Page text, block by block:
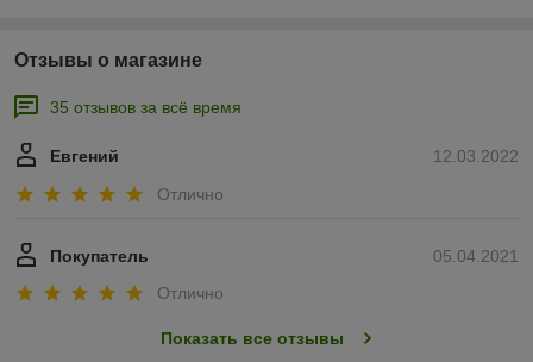
Отзывы о магазине
35 отзывов за всё время
12.03.2022
Евгений
Отлично
05.04.2021
Покупатель
Отлично
Показать все отзывы